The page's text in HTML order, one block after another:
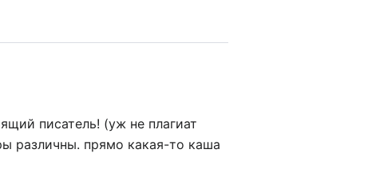
писатель! (уж не плагиат
различны. прямо какая-то каша